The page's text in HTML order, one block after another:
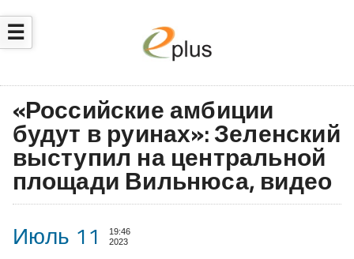
☰
«Российские амбиции
будут в руинах»: Зеленский
выступил на центральной
площади Вильнюса, видео
Июль 11
19:46
2023